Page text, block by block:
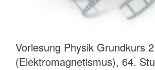
Vorlesung Physik Grundkurs 2
(Elektromagnetismus), 64.